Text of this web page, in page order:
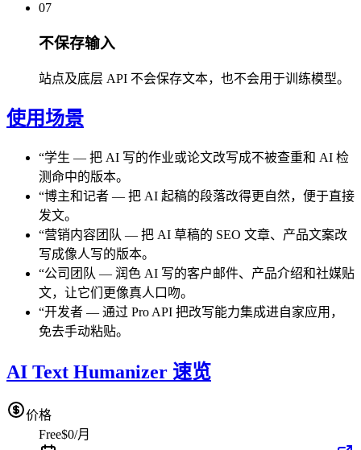
07
不保存输入
站点及底层 API 不会保存文本，也不会用于训练模型。
使用场景
“学生 — 把 AI 写的作业或论文改写成不被查重和 AI 检
测命中的版本。
“博主和记者 — 把 AI 起稿的段落改得更自然，便于直接
发文。
“营销内容团队 — 把 AI 草稿的 SEO 文章、产品文案改
写成像人写的版本。
“公司团队 — 润色 AI 写的客户邮件、产品介绍和社媒贴
文，让它们更像真人口吻。
“开发者 — 通过 Pro API 把改写能力集成进自家应用，
免去手动粘贴。
AI Text Humanizer 速览
价格
Free$0/月